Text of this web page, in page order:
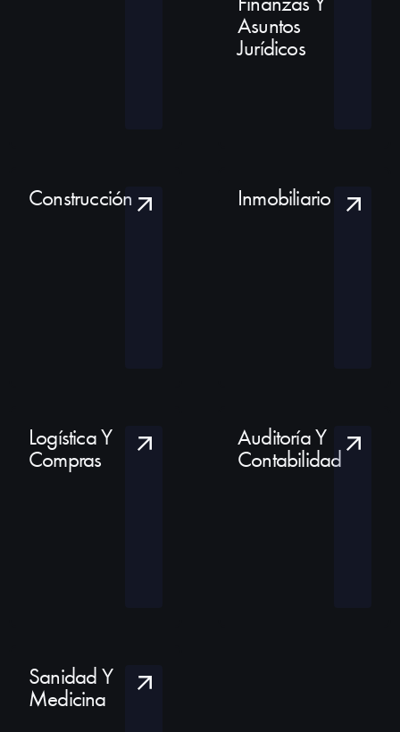
Asuntos
Jurídicos
Construcción Inmobiliario
Logística Y
Compras
Auditoría Y
Contabilidad
Sanidad Y
Medicina